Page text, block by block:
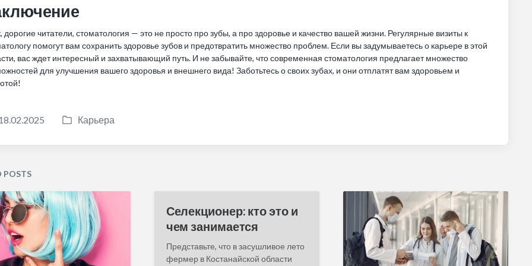
дорогие читатели, стоматология — это не просто про зубы, а про здоровье и качество вашей жизни. Регулярные визиты к
помогут вам сохранить здоровье зубов и предотвратить множество проблем. Если вы задумываетесь о карьере в этой
вас ждет интересный и захватывающий путь. И не забывайте, что современная стоматология предлагает множество
для улучшения вашего здоровья и внешнего вида! Заботьтесь о своих зубах, и они отплатят вам здоровьем и
P
d
i
n
Карьера
POSTS
Селекционер: кто это и
чем занимается
Представьте, что в засушливое лето
фермер в Костанайской области